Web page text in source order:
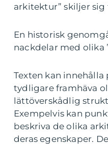
arkitektur” skiljer sig
En historisk
nackdelar med olika
Texten kan
tydligare framhäva
lättöverskådlig
Exempelvis kan
beskriva de olika
deras egenskaper.